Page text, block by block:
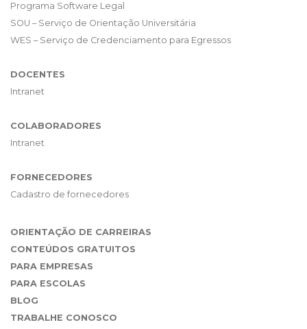
Programa Software Legal
SOU – Serviço de Orientação Universitária
WES – Serviço de Credenciamento para Egressos
DOCENTES
Intranet
COLABORADORES
Intranet
FORNECEDORES
Cadastro de fornecedores
ORIENTAÇÃO DE CARREIRAS
CONTEÚDOS GRATUITOS
PARA EMPRESAS
PARA ESCOLAS
BLOG
TRABALHE CONOSCO